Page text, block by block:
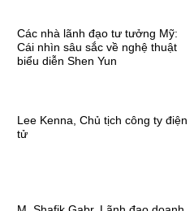
Các nhà lãnh đạo tư tưởng Mỹ:
Cái nhìn sâu sắc về nghệ thuật
biểu diễn Shen Yun
Lee Kenna, Chủ tịch công ty điện
tử